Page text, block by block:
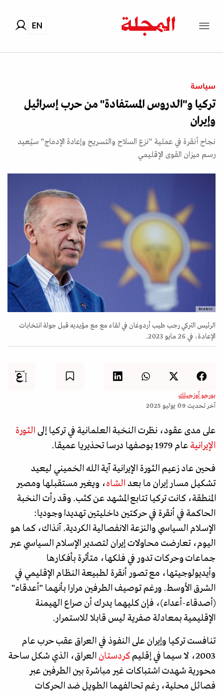
EN
سياسة
تركيا و"الدروس المستفادة" من حرب إسرائيل
وإيران
نجاح أنقرة في عملية "نزع السلاح والتسريح وإعادة الإدماج" سيُعيد
رسم ميزان القوى الإقليمي
Reuters
الرئيس التركي رجب طيب أردوغان في لقاء مع مع مؤيديه قبل جولة انتخابات
الإعادة، في 26 مايو 2023.
بورجو أوزجيلك
آخر تحديث 09 يوليو 2025
على مدى عقود، نظرت النخبة العلمانية في تركيا إلى الثورة
الإيرانيةعام 1979 بوصفها درسا تحذيريا عميقا.
فحين عاد زعيم الثورة الإيرانية آية الله الخميني ليعيد
تشكيل مسار إيران ما بعد الشاه، ويغير مستقبلها ومصير
المنطقة، كانت تركيا تتابع المشهد عن كثب. وقد رأت النخبة
الحاكمة في أنقرة في حركتين داخليتين تهديدا وجوديا:
الإسلام السياسي والنزعة الانفصالية الكردية. آنذاك، كما هو
اليوم، تعارضت محاولات إيران لتصدير الإسلام السياسي عبر
جماعات وحركات تدور في فلكها، متأثرة بأفكارها
وأيديولوجيتها، مع تصور أنقرة لطبيعة النظام الإقليمي في
الشرق الأوسط. ورغم توصيف الطرفين مرارا بأنهما "أعدقاء"
(أصدقاء-أعداء)، فإن كليهما يدرك أن صراع الهيمنة
الإقليمية بمعادلة صفرية ليس قابلا للاستمرار.
تنافست تركيا وإيران على النفوذ في العراق عقب حرب عام
2003، لا سيما في إقليم
كردستان العراق، الذي شكل ساحة
محورية شهدت اشتباكات غير مباشرة بين الطرفين عبر
فصائل محلية، رغم تحالفهما الطويل ضد الحركات